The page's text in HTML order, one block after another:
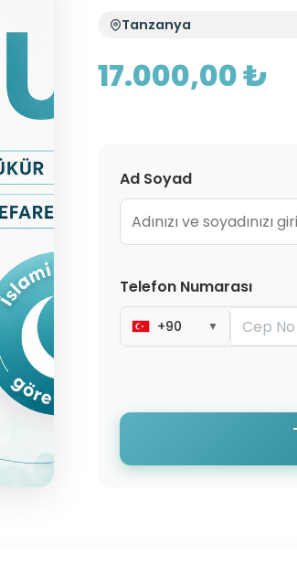
Tanzanya
17.000,00 ₺
Ad Soyad
Telefon Numarası
+90 ▼